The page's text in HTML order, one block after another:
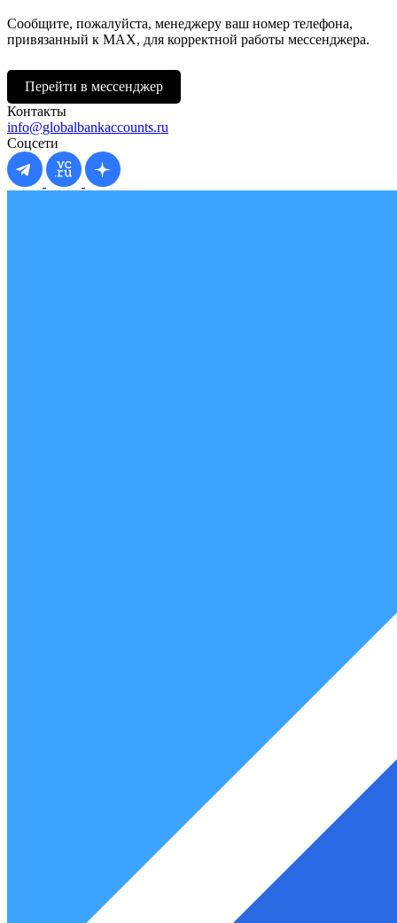
Сообщите, пожалуйста, менеджеру ваш номер телефона,
привязанный к МАХ, для корректной работы мессенджера.
Перейти в мессенджер
Контакты
info@globalbankaccounts.ru
Соцсети